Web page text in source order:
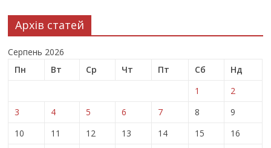
Архів статей
Серпень 2026
Пн
Вт Ср Чт Пт Сб
Нд
1
2
3
4 5 6 7 8
9
10
11 12 13 14 15
16